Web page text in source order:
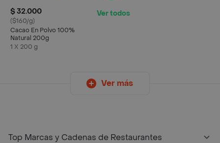
$ 32.000
($160/g)
Cacao En Polvo 100%
Natural 200g
1 X 200 g
Ver todos
Ver más
Top Marcas y Cadenas de Restaurantes